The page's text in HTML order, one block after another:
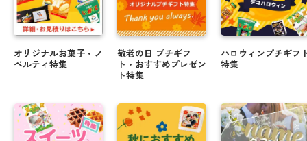
オリジナルお菓子・ノ
ベルティ特集
敬老の日 プチギフ
ト・おすすめプレゼン
ト特集
ハロウィンプチギフ
特集